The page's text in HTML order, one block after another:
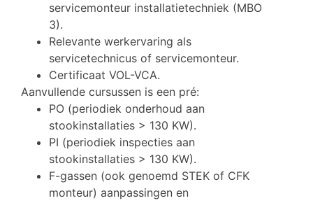
servicemonteur installatietechniek (MBO
3).
Relevante werkervaring als
servicetechnicus of servicemonteur.
Certificaat VOL-VCA.
Aanvullende cursussen is een pré:
PO (periodiek onderhoud aan
stookinstallaties > 130 KW).
PI (periodiek inspecties aan
stookinstallaties > 130 KW).
F-gassen (ook genoemd STEK of CFK
monteur) aanpassingen en